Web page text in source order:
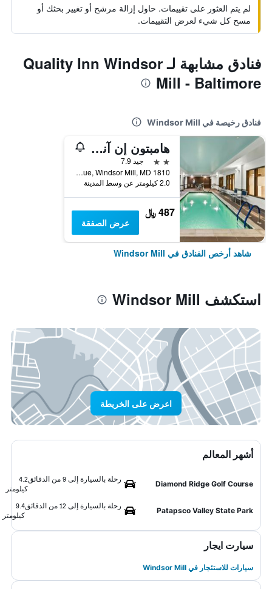
لم يتم العثور على تقييمات. حاول إزالة مرشح أو تغيير بحثك أو
مسح كل شيء لعرض التقييمات.
فنادق مشابهة لـ Quality Inn Windsor
Mill - Baltimore
فنادق رخيصة في Windsor Mill
هامبتون إن آند سويتس بالتيمور/وودلون
2 نجمتين
جيد 7.9
1810 Belmont Avenue, Windsor Mill, MD, الولايات المتحدة الأميريكية
2.0 كيلومتر عن وسط المدينة
487 ﷼
عرض الصفقة
شاهد أرخص الفنادق في Windsor Mill
استكشف Windsor Mill
اعرض على الخريطة
أشهر المعالم
Diamond Ridge Golf Course
رحلة بالسيارة إلى 9 من الدقائق
4.2
كيلومتر
Patapsco Valley State Park
رحلة بالسيارة إلى 12 من الدقائق
9.4
كيلومتر
سيارت ايجار
سيارات للاستئجار في Windsor Mill